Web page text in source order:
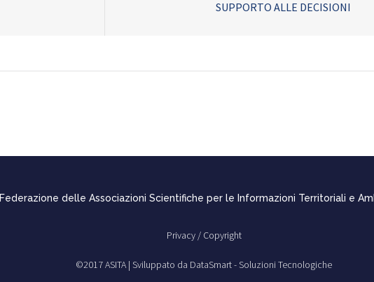
SUPPORTO ALLE DECISIONI
Federazione delle Associazioni Scientifiche per le Informazioni Territoriali e
Privacy / Copyright
©2017 ASITA | Sviluppato da DataSmart - Soluzioni Tecnologiche